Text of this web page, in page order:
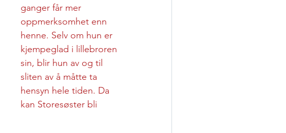
ganger får mer
oppmerksomhet enn
henne. Selv om hun er
kjempeglad i lillebroren
sin, blir hun av og til
sliten av å måtte ta
hensyn hele tiden. Da
kan Storesøster bli